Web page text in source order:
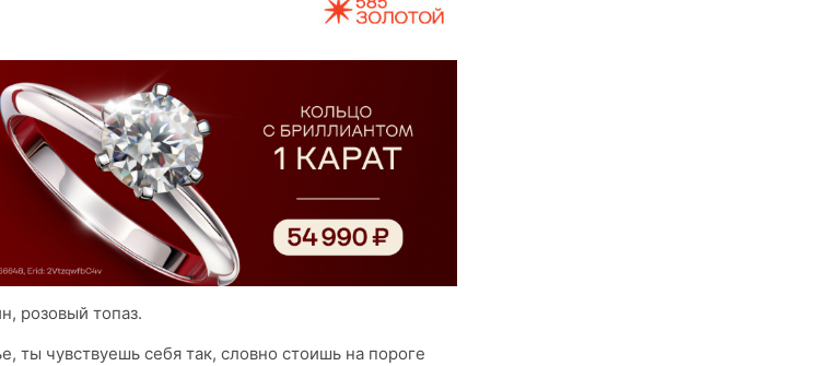
розовый топаз.
ты чувствуешь себя так, словно стоишь на пороге